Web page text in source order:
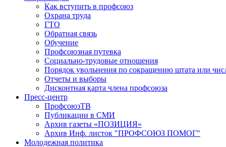
Как вступить в профсоюз
Охрана труда
ГТО
Обратная связь
Обучение
Профсоюзная путевка
Социально-трудовые отношения
Порядок увольнения по сокращению штата или
Отчеты и выборы
Дисконтная карта члена профсоюза
Пресс-центр
ПрофсоюзТВ
Публикации в СМИ
Архив газеты «ПОЗИЦИЯ»
Архив Инф. листок "ПРОФСОЮЗ ПОМОГ"
Молодежная политика